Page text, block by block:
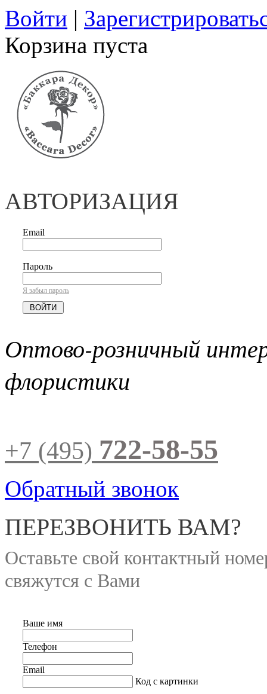
Войти |
Корзина пуста
АВТОРИЗАЦИЯ
Email
Пароль
Я забыл пароль
Оптово-розничный
флористики
+7 (495) 722-58-55
Обратный звонок
ПЕРЕЗВОНИТЬ ВАМ?
Оставьте свой контактный
свяжутся с Вами
Ваше имя
Телефон
Email
Код с картинки